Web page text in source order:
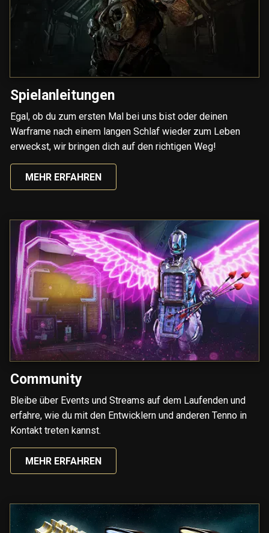
Spielanleitungen
Egal, ob du zum ersten Mal bei uns bist oder deinen
Warframe nach einem langen Schlaf wieder zum Leben
erweckst, wir bringen dich auf den richtigen Weg!
MEHR ERFAHREN
Community
Bleibe über Events und Streams auf dem Laufenden und
erfahre, wie du mit den Entwicklern und anderen Tenno in
Kontakt treten kannst.
MEHR ERFAHREN